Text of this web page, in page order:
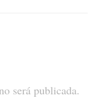
será publicada.